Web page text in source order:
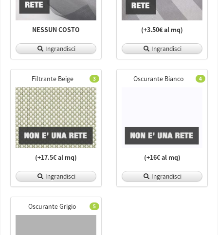
NESSUN COSTO
Ingrandisci
(+3.50€ al mq)
Ingrandisci
3
Filtrante Beige
(+17.5€ al mq)
Ingrandisci
4
Oscurante Bianco
(+16€ al mq)
Ingrandisci
5
Oscurante Grigio